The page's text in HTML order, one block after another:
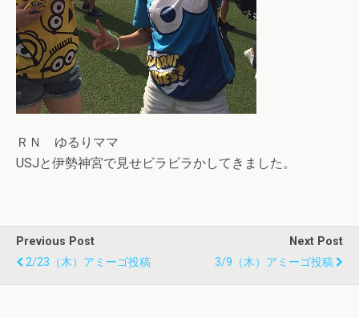
ＲＮ ゆるりママ
USJと伊勢神宮で見せビラビラかしてきました。
Previous Post
2/23（木）アミーゴ投稿
Next Post
3/9（木）アミーゴ投稿